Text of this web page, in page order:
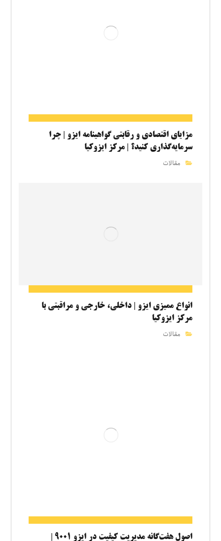
مزایای اقتصادی و رقابتی گواهینامه ایزو | چرا
سرمایه‌گذاری کنید؟ | مرکز ایزوکیا
مقالات
انواع ممیزی ایزو | داخلی، خارجی و مراقبتی با
مرکز ایزوکیا
مقالات